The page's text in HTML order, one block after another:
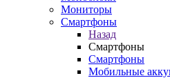
Мониторы
Смартфоны
Назад
Смартфоны
Смартфоны
Мобильные